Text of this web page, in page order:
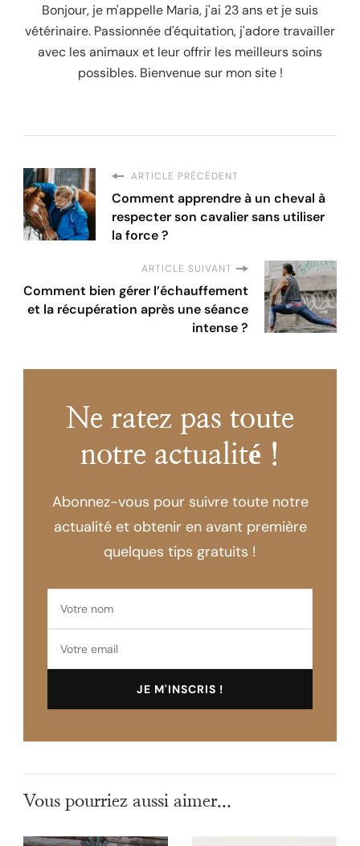
Bonjour, je m'appelle Maria, j'ai 23 ans et je suis
vétérinaire. Passionnée d'équitation, j'adore travailler
avec les animaux et leur offrir les meilleurs soins
possibles. Bienvenue sur mon site !
ARTICLE PRÉCÉDENT
Comment apprendre à un cheval à
respecter son cavalier sans utiliser
la force ?
ARTICLE SUIVANT
Comment bien gérer l’échauffement
et la récupération après une séance
intense ?
Ne ratez pas toute
notre actualité !
Abonnez-vous pour suivre toute notre
actualité et obtenir en avant première
quelques tips gratuits !
Vous pourriez aussi aimer...